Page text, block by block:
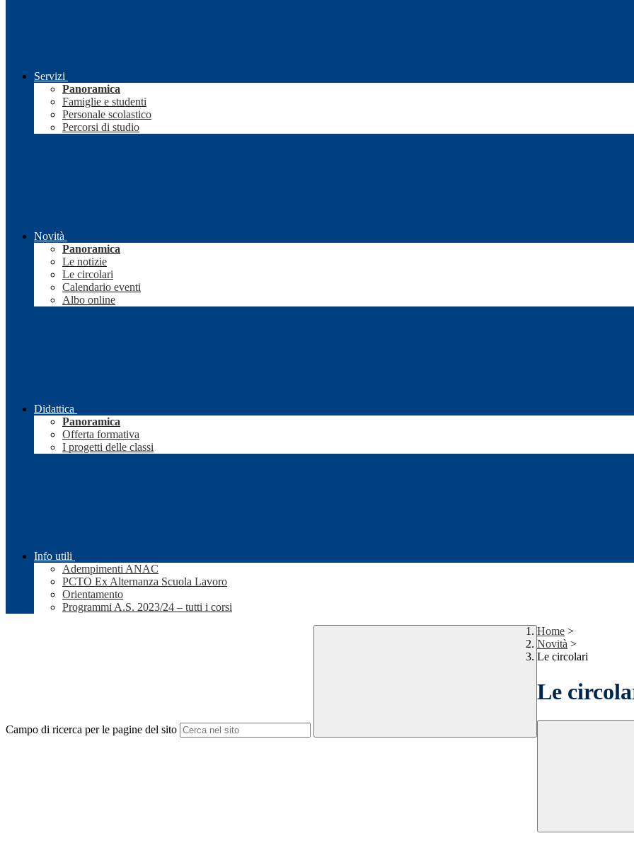
Servizi
Panoramica
Famiglie e studenti
Personale scolastico
Percorsi di studio
Novità
Panoramica
Le notizie
Le circolari
Calendario eventi
Albo online
Didattica
Panoramica
Offerta formativa
I progetti delle classi
Info utili
Adempimenti ANAC
PCTO Ex Alternanza Scuola Lavoro
Orientamento
Programmi A.S. 2023/24 – tutti i corsi
Campo di ricerca per le pagine del sito
Home >
Novità >
Le circolari
Le